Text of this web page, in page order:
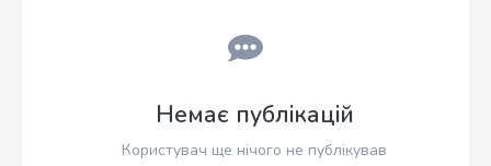
Немає публікацій
Користувач ще нічого не публікував